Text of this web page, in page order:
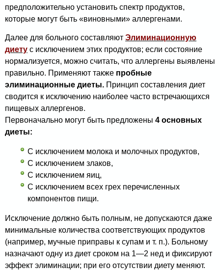
предположительно установить спектр продуктов,
которые могут быть «виновными» аллергенами.
Далее для больно­го составляют Элиминационную
диету с исключением этих продуктов; если состояние
нормализуется, можно считать, что аллергены выявлены
правильно. Применяют также пробные
элиминационные диеты. Принцип составления диет
сводится к исключению наиболее часто встречающихся
пищевых аллергенов.
Первоначально могут быть предложены 4 основных
диеты:
С исключением молока и молочных продуктов,
С исклю­чением злаков,
С исключением яиц,
С исключением всех грех перечисленных
компонентов пищи.
Исключение должно быть полным, не допускаются даже
минималь­ные количества соответствующих продуктов
(например, мучные приправы к супам и т. п.). Больному
назна­чают одну из диет сроком на 1—2 нед и фиксируют
эффект элиминации; при его отсутствии диету меняют.